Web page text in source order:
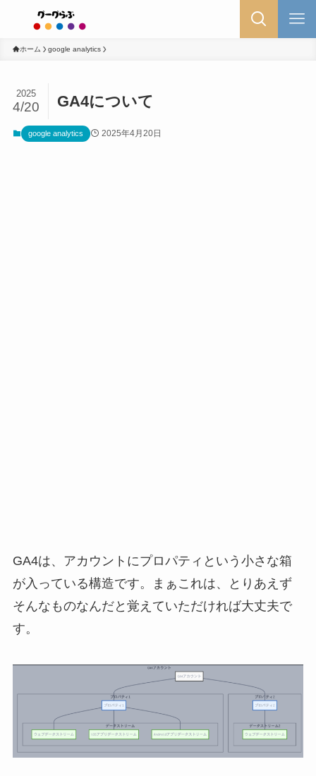
ホーム google analytics
GA4について
2025
4/20
google analytics 2025年4月20日
GA4は、アカウントにプロパティという小さな箱
が入っている構造です。まぁこれは、とりあえず
そんなものなんだと覚えていただければ大丈夫で
す。